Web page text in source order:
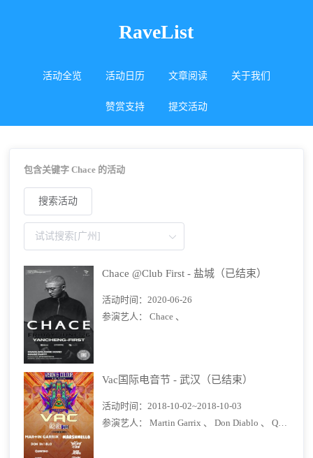
RaveList
活动全览 活动日历 文章阅读 关于我们
赞赏支持 提交活动
包含关键字 Chace 的活动
搜索活动
Chace @Club First - 盐城（已结束）
活动时间：2020-06-26
参演艺人：Chace 、
Vac国际电音节 - 武汉（已结束）
活动时间：2018-10-02~2018-10-03
参演艺人：Martin Garrix 、Don Diablo 、Quintino 、